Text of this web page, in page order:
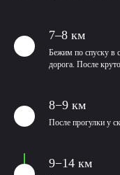
7–8 км
Бежим по спуску в
дорога. После
8−9 км
После прогулки у
9−14 км